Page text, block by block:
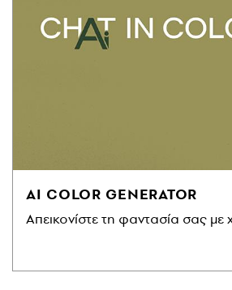
AI COLOR GENERATOR
Απεικονίστε τη φαντασία σας